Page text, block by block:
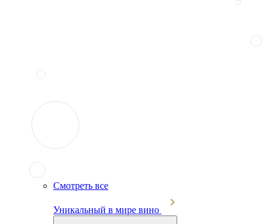
Смотреть все
Уникальный в мире вино